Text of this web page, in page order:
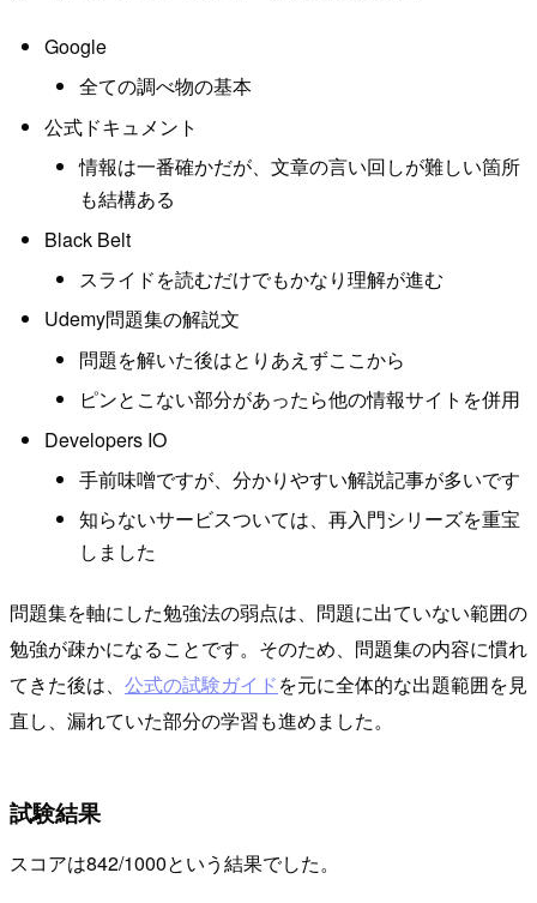
Google
全ての調べ物の基本
公式ドキュメント
情報は一番確かだが、文章の言い回しが難しい箇所
も結構ある
Black Belt
スライドを読むだけでもかなり理解が進む
Udemy問題集の解説文
問題を解いた後はとりあえずここから
ピンとこない部分があったら他の情報サイトを併用
Developers IO
手前味噌ですが、分かりやすい解説記事が多いです
知らないサービスついては、再入門シリーズを重宝
しました
問題集を軸にした勉強法の弱点は、問題に出ていない範囲の
勉強が疎かになることです。そのため、問題集の内容に慣れ
てきた後は、 公式の試験ガイドを元に全体的な出題範囲を見
直し、漏れていた部分の学習も進めました。
試験結果
スコアは842/1000という結果でした。